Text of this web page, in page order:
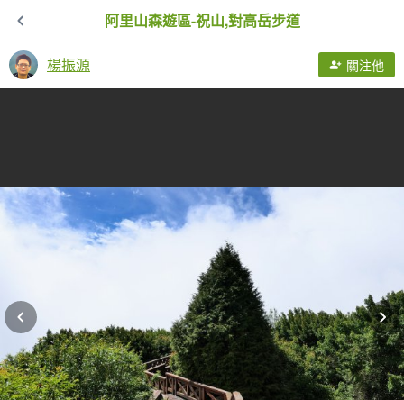
阿里山森遊區-祝山,對高岳步道
楊振源 關注他